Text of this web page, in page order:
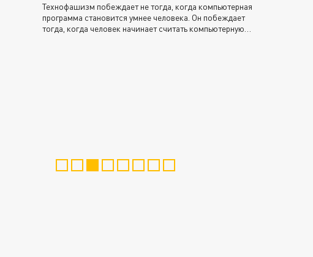
Технофашизм побеждает не тогда, когда компьютерная
программа становится умнее человека. Он побеждает
тогда, когда человек начинает считать компьютерную